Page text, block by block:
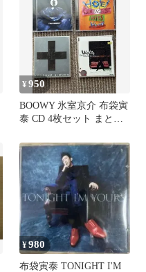
¥950
BOOWY 氷室京介 布袋寅
泰 CD 4枚セット まとめ
¥980
布袋寅泰 TONIGHT I'M